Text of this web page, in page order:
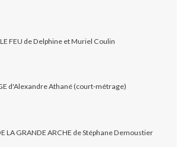
LE FEU de Delphine et Muriel Coulin
d'Alexandre Athané (court-métrage)
LA GRANDE ARCHE de Stéphane Demoustier